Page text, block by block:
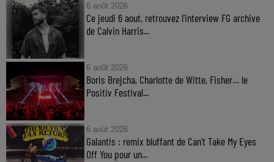
6 août 2026
Ce jeudi 6 aout, retrouvez l'interview FG archive
de Calvin Harris...
6 août 2026
Boris Brejcha, Charlotte de Witte, Fisher… le
Positiv Festival...
6 août 2026
Galantis : remix bluffant de Can’t Take My Eyes
Off You pour un...